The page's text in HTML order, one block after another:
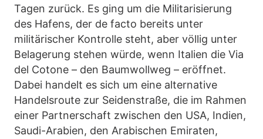
Tagen zurück. Es ging um die Militarisierung
des Hafens, der de facto bereits unter
militärischer Kontrolle steht, aber völlig unter
Belagerung stehen würde, wenn Italien die Via
del Cotone – den Baumwollweg – eröffnet.
Dabei handelt es sich um eine alternative
Handelsroute zur Seidenstraße, die im Rahmen
einer Partnerschaft zwischen den USA, Indien,
Saudi-Arabien, den Arabischen Emiraten,